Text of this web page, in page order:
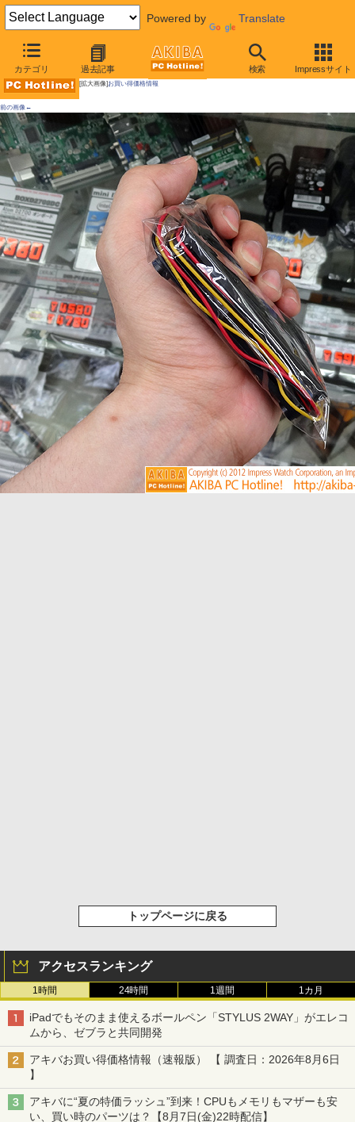
Powered by Translate
カテゴリ 過去記事 検索 Impressサイト
AKIBA PC Hotline!
[拡大画像]お買い得価格情報
前の画像←
トップページに戻る
アクセスランキング
1時間 24時間 1週間 1カ月
iPadでもそのまま使えるボールペン「STYLUS 2WAY」がエレコ
ムから、ゼブラと共同開発
アキバお買い得価格情報（速報版） 【 調査日：2026年8月6日
】
アキバに“夏の特価ラッシュ”到来！CPUもメモリもマザーも安
い、買い時のパーツは？【8月7日(金)22時配信】